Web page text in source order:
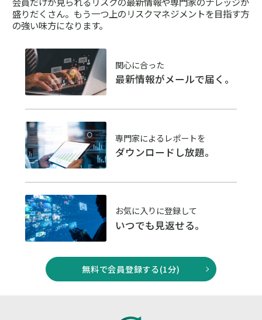
盛りだくさん。 もう一つ上のリスクマネジメントを目指す方
の強い味方になります。
関心に合った
最新情報がメールで届く。
専門家によるレポートを
ダウンロードし放題。
お気に入りに登録して
いつでも見返せる。
無料で会員登録する(1分)